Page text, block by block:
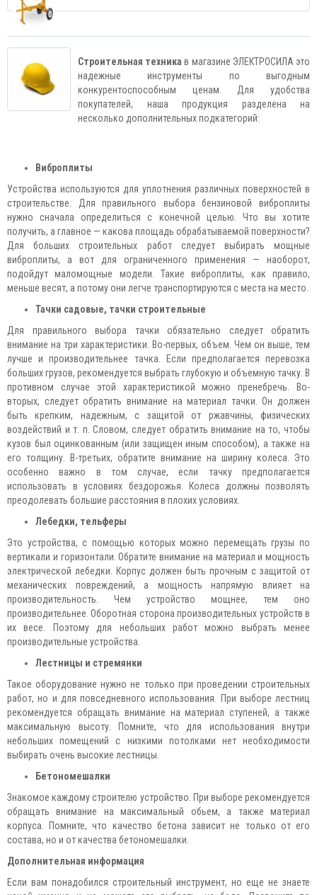
Строительная техника в магазине ЭЛЕКТРОСИЛА это
надежные инструменты по выгодным
конкурентоспособным ценам. Для удобства
покупателей, наша продукция разделена на
несколько дополнительных подкатегорий:
Виброплиты
Устройства используются для уплотнения различных поверхностей в
строительстве. Для правильного выбора бензиновой виброплиты
нужно сначала определиться с конечной целью. Что вы хотите
получить, а главное — какова площадь обрабатываемой поверхности?
Для больших строительных работ следует выбирать мощные
виброплиты, а вот для ограниченного применения — наоборот,
подойдут маломощные модели. Такие виброплиты, как правило,
меньше весят, а потому они легче транспортируются с места на место.
Тачки садовые, тачки строительные
Для правильного выбора тачки обязательно следует обратить
внимание на три характеристики. Во-первых, объем. Чем он выше, тем
лучше и производительнее тачка. Если предполагается перевозка
больших грузов, рекомендуется выбрать глубокую и объемную тачку. В
противном случае этой характеристикой можно пренебречь. Во-
вторых, следует обратить внимание на материал тачки. Он должен
быть крепким, надежным, с защитой от ржавчины, физических
воздействий и т. п. Словом, следует обратить внимание на то, чтобы
кузов был оцинкованным (или защищен иным способом), а также на
его толщину. В-третьих, обратите внимание на ширину колеса. Это
особенно важно в том случае, если тачку предполагается
использовать в условиях бездорожья. Колеса должны позволять
преодолевать большие расстояния в плохих условиях.
Лебедки, тельферы
Это устройства, с помощью которых можно перемещать грузы по
вертикали и горизонтали. Обратите внимание на материал и мощность
электрической лебедки. Корпус должен быть прочным с защитой от
механических повреждений, а мощность напрямую влияет на
производительность. Чем устройство мощнее, тем оно
производительнее. Оборотная сторона производительных устройств в
их весе. Поэтому для небольших работ можно выбрать менее
производительные устройства.
Лестницы и стремянки
Такое оборудование нужно не только при проведении строительных
работ, но и для повседневного использования. При выборе лестниц
рекомендуется обращать внимание на материал ступеней, а также
максимальную высоту. Помните, что для использования внутри
небольших помещений с низкими потолками нет необходимости
выбирать очень высокие лестницы.
Бетономешалки
Знакомое каждому строителю устройство. При выборе рекомендуется
обращать внимание на максимальный обьем, а также материал
корпуса. Помните, что качество бетона зависит не только от его
состава, но и от качества бетономешалки.
Дополнительная информация
Если вам понадобился строительный инструмент, но еще не знаете